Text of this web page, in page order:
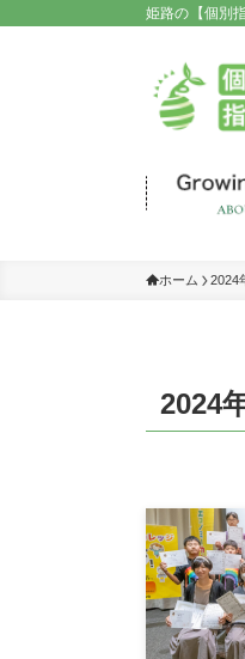
姫路の【個別
ホーム 2024
2024